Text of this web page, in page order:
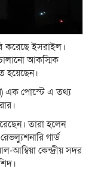
করেছে ইসরাইল।
আকস্মিক
হয়েছেন।
এক পোস্টে এ তথ্য
তারা হলেন
গার্ড
আম্বিয়া কেন্দ্রীয় সদর